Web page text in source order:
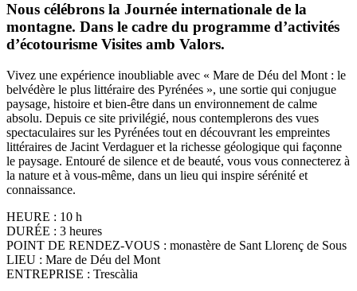
Nous célébrons la Journée internationale de la
montagne. Dans le cadre du programme d’activités
d’écotourisme Visites amb Valors.
Vivez une expérience inoubliable avec « Mare de Déu del Mont : le
belvédère le plus littéraire des Pyrénées », une sortie qui conjugue
paysage, histoire et bien-être dans un environnement de calme
absolu. Depuis ce site privilégié, nous contemplerons des vues
spectaculaires sur les Pyrénées tout en découvrant les empreintes
littéraires de Jacint Verdaguer et la richesse géologique qui façonne
le paysage. Entouré de silence et de beauté, vous vous connecterez à
la nature et à vous-même, dans un lieu qui inspire sérénité et
connaissance.
HEURE : 10 h
DURÉE : 3 heures
POINT DE RENDEZ-VOUS : monastère de Sant Llorenç de Sous
LIEU : Mare de Déu del Mont
ENTREPRISE : Trescàlia